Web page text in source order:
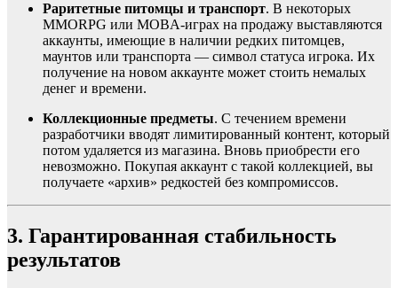
Раритетные питомцы и транспорт. В некоторых
MMORPG или MOBA-играх на продажу выставляются
аккаунты, имеющие в наличии редких питомцев,
маунтов или транспорта — символ статуса игрока. Их
получение на новом аккаунте может стоить немалых
денег и времени.
Коллекционные предметы. С течением времени
разработчики вводят лимитированный контент, который
потом удаляется из магазина. Вновь приобрести его
невозможно. Покупая аккаунт с такой коллекцией, вы
получаете «архив» редкостей без компромиссов.
3. Гарантированная стабильность
результатов